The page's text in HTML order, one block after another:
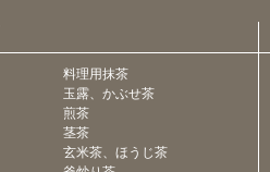
料理用抹茶
玉露、かぶせ茶
煎茶
茎茶
玄米茶、ほうじ茶